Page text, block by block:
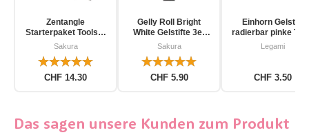
Zentangle
Starterpaket Toolset
für Einsteiger 12-
Sakura
CHF 14.30
Gelly Roll Bright
White Gelstifte 3er
Pack
Sakura
CHF 5.90
Einhorn Gelstift
radierbar pinke
Legami
CHF 3.50
Das sagen unsere Kunden zum Produkt